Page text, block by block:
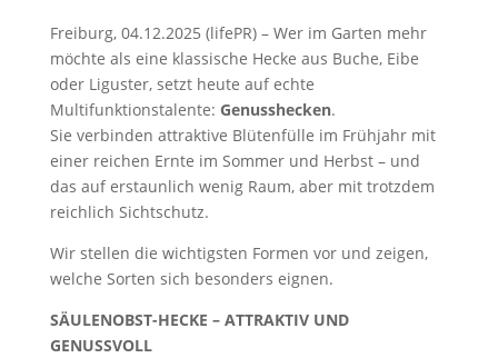
Freiburg, 04.12.2025 (lifePR) – Wer im Garten mehr
möchte als eine klassische Hecke aus Buche, Eibe
oder Liguster, setzt heute auf echte
Multifunktionstalente: Genusshecken.
Sie verbinden attraktive Blütenfülle im Frühjahr mit
einer reichen Ernte im Sommer und Herbst – und
das auf erstaunlich wenig Raum, aber mit trotzdem
reichlich Sichtschutz.
Wir stellen die wichtigsten Formen vor und zeigen,
welche Sorten sich besonders eignen.
SÄULENOBST-HECKE – ATTRAKTIV UND
GENUSSVOLL